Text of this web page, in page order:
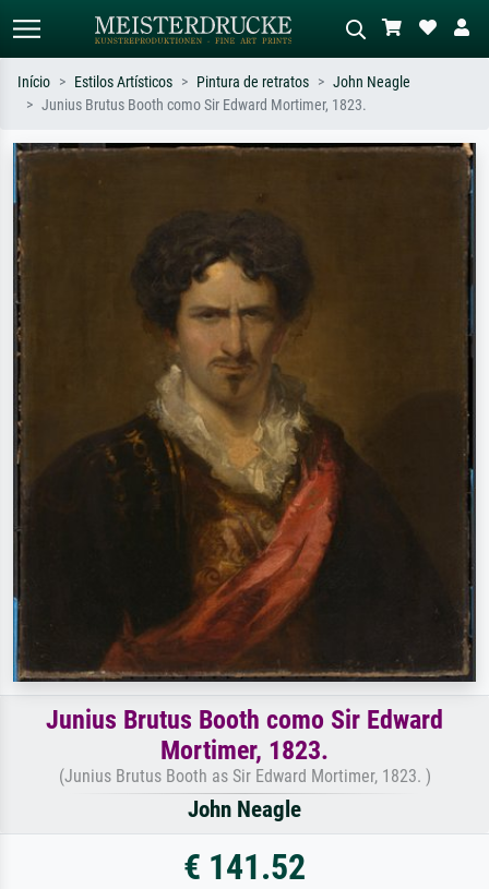
Pesquise por artista, título ou estilo –
ex: Monet, Noite Estrelada,
impressionismo, onda de Hokusai, nu.
Início Estilos Artísticos Pintura de retratos
John Neagle
Junius Brutus Booth como Sir Edward Mortimer, 1823.
Junius Brutus Booth como Sir Edward
Mortimer, 1823.
(Junius Brutus Booth as Sir Edward Mortimer, 1823. )
John Neagle
€ 141.52